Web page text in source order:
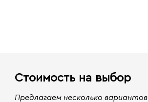
Стоимость на выбор
Предлагаем несколько вариантов